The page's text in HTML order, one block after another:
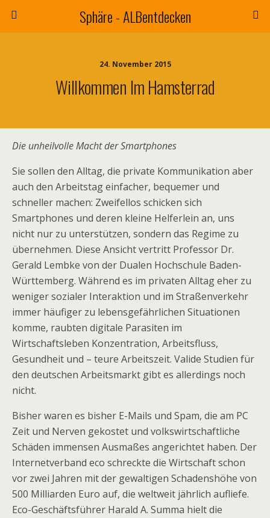
Sphäre - ALBentdecken
24. November 2015
Willkommen Im Hamsterrad
Die unheilvolle Macht der Smartphones
Sie sollen den Alltag, die private Kommunikation aber
auch den Arbeitstag einfacher, bequemer und
schneller machen: Zweifellos schicken sich
Smartphones und deren kleine Helferlein an, uns
nicht nur zu unterstützen, sondern das Regime zu
übernehmen. Diese Ansicht vertritt Professor Dr.
Gerald Lembke von der Dualen Hochschule Baden-
Württemberg. Während es im privaten Alltag eher zu
weniger sozialer Interaktion und im Straßenverkehr
immer häufiger zu lebensgefährlichen Situationen
komme, raubten digitale Parasiten im
Wirtschaftsleben Konzentration, Arbeitsfluss,
Gesundheit und – teure Arbeitszeit. Valide Studien für
den deutschen Arbeitsmarkt gibt es allerdings noch
nicht.
Bisher waren es bisher E-Mails und Spam, die am PC
Zeit und Nerven gekostet und volkswirtschaftliche
Schäden immensen Ausmaßes angerichtet haben. Der
Internetverband eco schreckte die Wirtschaft schon
vor zwei Jahren mit der gewaltigen Schadenshöhe von
500 Milliarden Euro auf, die weltweit jährlich aufliefe.
Eco-Geschäftsführer Harald A. Summa hielt die